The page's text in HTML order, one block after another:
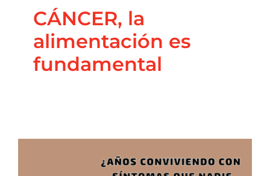
CÁNCER, la
alimentación es
fundamental